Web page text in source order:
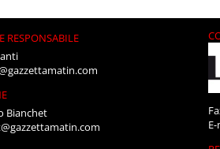
RESPONSABILE
Bianchet